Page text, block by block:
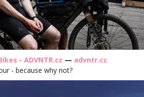
- ADVNTR.cc — advntr.cc
- because why not?